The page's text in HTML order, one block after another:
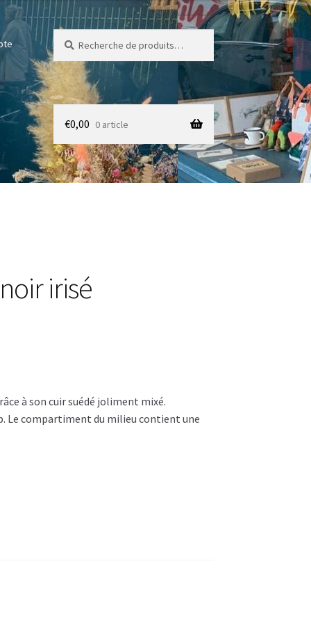
Recherche
pour :
Recherche
€0,00 0 article
irisé
à son cuir suédé joliment mixé.
Le compartiment du milieu contient une